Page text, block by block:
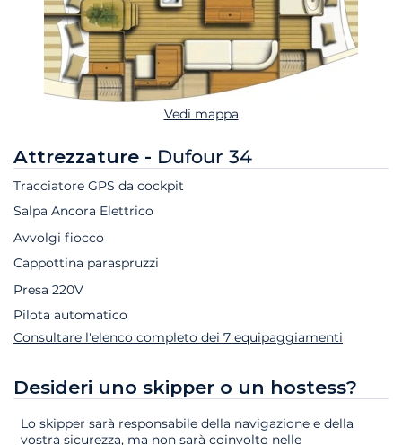
Vedi mappa
Attrezzature - Dufour 34
Tracciatore GPS da cockpit
Salpa Ancora Elettrico
Avvolgi fiocco
Cappottina paraspruzzi
Presa 220V
Pilota automatico
Consultare l'elenco completo dei 7 equipaggiamenti
Desideri uno skipper o un hostess?
Lo skipper sarà responsabile della navigazione e della
vostra sicurezza, ma non sarà coinvolto nelle